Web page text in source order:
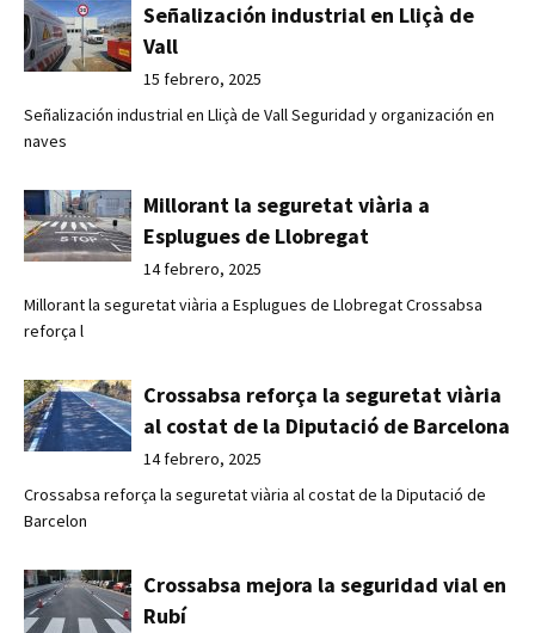
Señalización industrial en Lliçà de
Vall
15 febrero, 2025
Señalización industrial en Lliçà de Vall Seguridad y organización en
naves
Millorant la seguretat viària a
Esplugues de Llobregat
14 febrero, 2025
Millorant la seguretat viària a Esplugues de Llobregat Crossabsa
reforça l
Crossabsa reforça la seguretat viària
al costat de la Diputació de Barcelona
14 febrero, 2025
Crossabsa reforça la seguretat viària al costat de la Diputació de
Barcelon
Crossabsa mejora la seguridad vial en
Rubí